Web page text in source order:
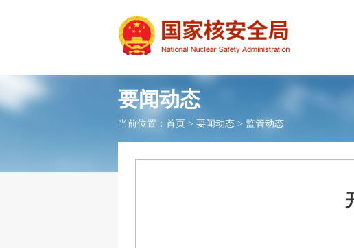
要闻动态
当前位置： 首页 > 要闻动态 > 监管动态